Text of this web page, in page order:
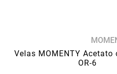
Velas MOMENTY Acetato
OR-6